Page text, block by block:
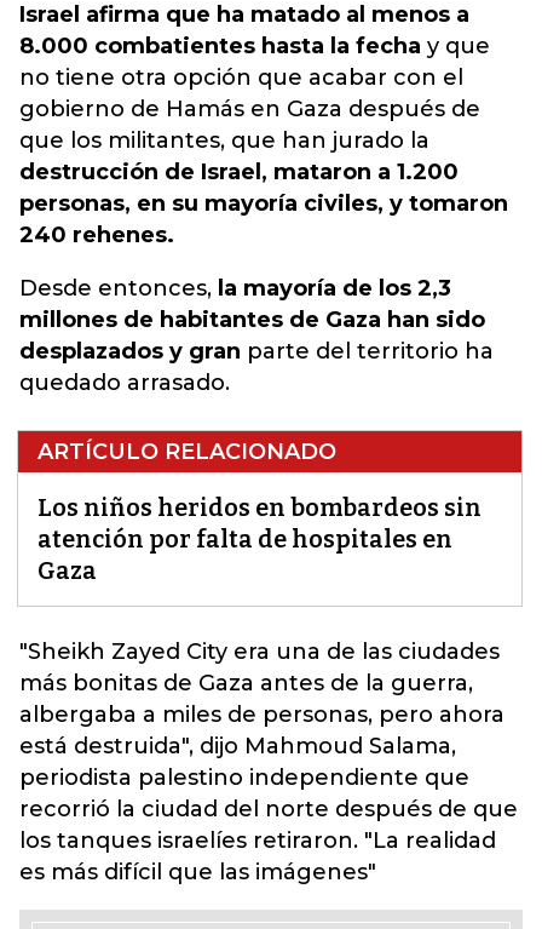
Israel afirma que ha matado al menos a
8.000 combatientes hasta la fecha y que
no tiene otra opción que acabar con el
gobierno de Hamás en Gaza después de
que los militantes, que han jurado la
destrucción de Israel, mataron a 1.200
personas, en su mayoría civiles, y tomaron
240 rehenes.
Desde entonces, la mayoría de los 2,3
millones de habitantes de Gaza han sido
desplazados y gran parte del territorio ha
quedado arrasado.
ARTÍCULO RELACIONADO
Los niños heridos en bombardeos sin
atención por falta de hospitales en
Gaza
"Sheikh Zayed City era una de las ciudades
más bonitas de Gaza antes de la guerra,
albergaba a miles de personas, pero ahora
está destruida", dijo Mahmoud Salama,
periodista palestino independiente que
recorrió la ciudad del norte después de que
los tanques israelíes retiraron. "La realidad
es más difícil que las imágenes"